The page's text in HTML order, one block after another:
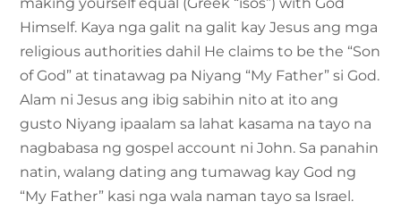
Himself. Kaya nga galit na galit kay Jesus ang mga
religious authorities dahil He claims to be the “Son
of God” at tinatawag pa Niyang “My Father” si God.
Alam ni Jesus ang ibig sabihin nito at ito ang
gusto Niyang ipaalam sa lahat kasama na tayo na
nagbabasa ng gospel account ni John. Sa panahin
natin, walang dating ang tumawag kay God ng
“My Father” kasi nga wala naman tayo sa Israel.